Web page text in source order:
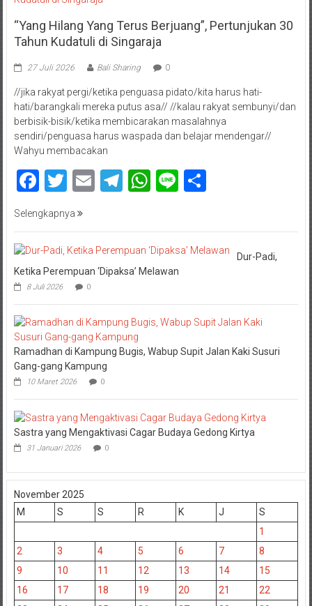
“Yang Hilang Yang Terus Berjuang”, Pertunjukan 30
Tahun Kudatuli di Singaraja
27 Juli 2026 Bali Sharing 0
//jika rakyat pergi/ketika penguasa pidato/kita harus hati-
hati/barangkali mereka putus asa// //kalau rakyat sembunyi/dan
berbisik-bisik/ketika membicarakan masalahnya
sendiri/penguasa harus waspada dan belajar mendengar//
Wahyu membacakan
Facebook
Twitter
EmailTelegram
WhatsApp
Line
Selengkapnya
Dur-Padi,
Ketika Perempuan ‘Dipaksa’ Melawan
8 Juli 2026 0
Ramadhan di Kampung Bugis, Wabup Supit Jalan Kaki Susuri
Gang-gang Kampung
10 Maret 2026 0
Sastra yang Mengaktivasi Cagar Budaya Gedong Kirtya
31 Januari 2026 0
November 2025
M
S S R K J
S
1
2
3 4 5 6 7
8
9
10 11 12 13 14
15
16
17 18 19 20 21
22